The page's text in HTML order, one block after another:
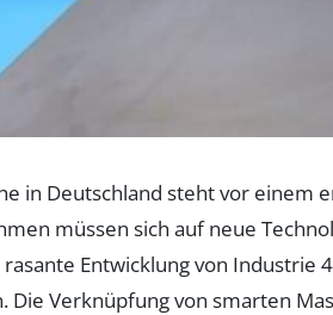
in Deutschland steht vor
müssen sich auf neue
Entwicklung von
Die Verknüpfung von smarten